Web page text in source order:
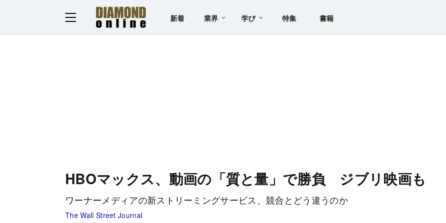
新着 業界 学び 特集 書籍
HBOマックス、動画の「質と量」で勝負 ジブリ映画も
ワーナーメディアの新ストリーミングサービス、競合とどう違うのか
The Wall Street Journal